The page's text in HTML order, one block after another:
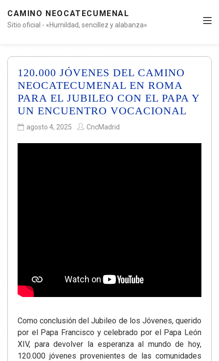
CAMINO NEOCATECUMENAL
Sitio oficial - «Humildad, sencillez y alabanza»
120.000 JÓVENES DEL CAMINO
NEOCATECUMENAL EN ROMA
PARA EL JUBILEO CON EL PAPA Y
UN ENCUENTRO VOCACIONAL
agosto 4, 2025 CncMadrid
Como conclusión del Jubileo de los Jóvenes, querido
por el Papa Francisco y celebrado por el Papa León
XIV, para devolver la esperanza al mundo de hoy,
120.000 jóvenes provenientes de las comunidades